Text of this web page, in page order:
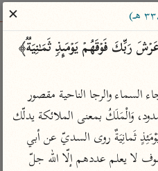
والعلم الشرعي
Type 2 or
✕
رَبِّكَ فَوۡقَهُمۡ یَوۡمَىِٕذࣲ ثَمَـٰنِیَةࣱ﴾
وَالْمَلَكُ عَلى أَرْجائِها أي على أرجاء السماء والرجا الناحية مقصور